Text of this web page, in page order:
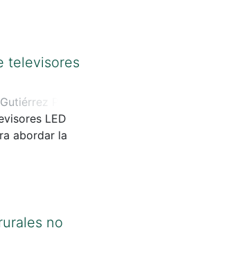
televisores
Gutiérrez Peña,
LED
abordar la
no